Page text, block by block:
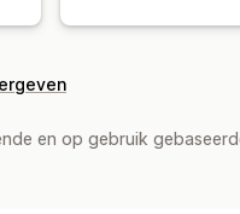
en op gebruik